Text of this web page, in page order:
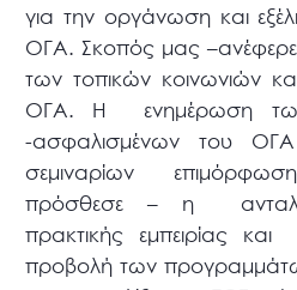
για την οργάνωση και
ΟΓΑ. Σκοπός μας –ανέφερε-
των τοπικών κοινωνιών
ΟΓΑ. Η ενημέρωση
-ασφαλισμένων του
σεμιναρίων
πρόσθεσε – η
πρακτικής εμπειρίας
προβολή των